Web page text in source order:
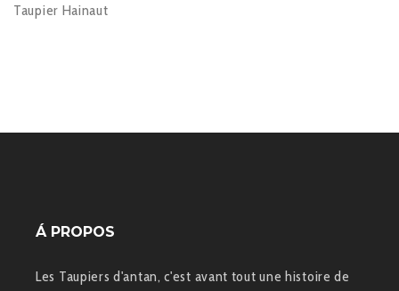
Taupier Hainaut
Á PROPOS
Les Taupiers d'antan, c'est avant tout une histoire de